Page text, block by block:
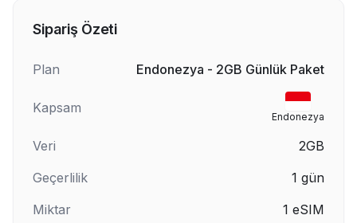
Sipariş Özeti
Plan Endonezya - 2GB Günlük Paket
Kapsam
Endonezya
Veri
2GB
Geçerlilik
1 gün
Miktar
1 eSIM